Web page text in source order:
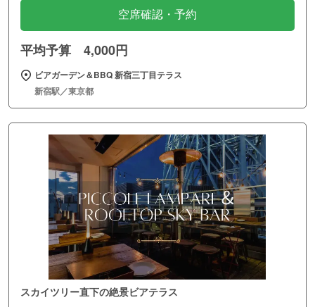
空席確認・予約
平均予算 4,000円
ビアガーデン＆BBQ 新宿三丁目テラス
新宿駅／東京都
スカイツリー直下の絶景ビアテラス